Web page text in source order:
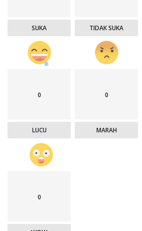
SUKA TIDAK SUKA
0
LUCU
0
MARAH
0